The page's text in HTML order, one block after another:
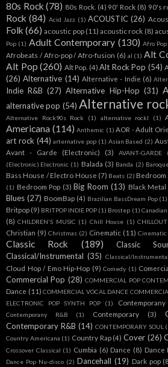
80s Rock (78) 80s Rock. (4) 90' Rock (8) 90's
Rock (84) Acid Jazz (1) ACOUSTIC (26)
Folk (66) acoustic pop (11) acoustic rock (8)
Pop (1) Adult Contemporary (130) Afro Pop
Afrobeats / Afro-pop / Afro-fusion (6) al (1) Alt
Alt Pop (260) Alt Pop. (4) Alt Rock Pop (54)
(26) Alternative (14) Alternative - Indie (6)
Indie R&B (27) Alternative Hip-Hop (31)
alternative pop (54) Alternative
Alternative Rock90s Rock
(1) alternative rockl (1)
Americana (114) Anthemic (1) AOR - Adult
art rock (44) arternative pop (1) Asian Based (2)
Avant - Garde (Electronic)
(3) AVANT-GARDE
(Electronic).Electronic (1) Balada (3) Banda (2)
Bass House / Electro House (7) Beats (2) Bedroom
(1) Bedroom Pop (3) Big Room (13) Black Metal
Blues (27) BoomBap (4) Brazilian BassDream Pop (1)
Britpop (9) BRITPOP INDIE POP (1) Brostep (1)
(8) CHILDREN'S MUSIC (1) Chill House (1) CHILLOUT
Christian (9) Christmas (2) Cinematic (11)
Classic Rock (189) Classic
Classical/Instrumental (35) Classical/
Cloud Hop / Emo Hip-Hop (9) Comedy (1)
Commercial Pop (28) COMMERCIAL POP
Dance (11) COMMERCIAL VOCAL DANCE
ELECTRONIC POP SYNTH POP
(1) Contemporany
Contemporany R&B (1) Contemporary (3)
Contemporary R&B (14) CONTEMPORARY SOUL
Country Americana (1) Country Rap (4) Cover (26)
Crossover Classical (1) Cumbia (6) Dance (8) Dance
Dance Pop Nu-disco (2) Dancehall (19) Dark pop